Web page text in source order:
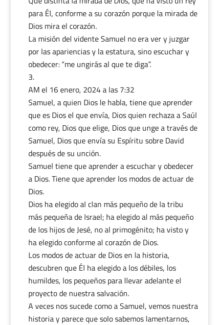
para Él, conforme a su corazón porque la mirada de
Dios mira el corazón.
La misión del vidente Samuel no era ver y juzgar
por las apariencias y la estatura, sino escuchar y
obedecer: “me ungirás al que te diga”.
AM el 16 enero, 2024 a las 7:32
Samuel, a quien Dios le habla, tiene que aprender
que es Dios el que envía, Dios quien rechaza a Saúl
como rey, Dios que elige, Dios que unge a través de
Samuel, Dios que envía su Espíritu sobre David
después de su unción.
Samuel tiene que aprender a escuchar y obedecer
a Dios. Tiene que aprender los modos de actuar de
Dios.
Dios ha elegido al clan más pequeño de la tribu
más pequeña de Israel; ha elegido al más pequeño
de los hijos de Jesé, no al primogénito; ha visto y
ha elegido conforme al corazón de Dios.
Los modos de actuar de Dios en la historia,
descubren que Él ha elegido a los débiles, los
humildes, los pequeños para llevar adelante el
proyecto de nuestra salvación.
A veces nos sucede como a Samuel, vemos nuestra
historia y parece que solo sabemos lamentarnos,